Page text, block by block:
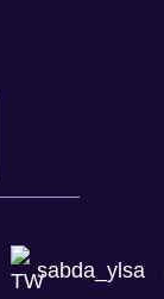
sabda_ylsa